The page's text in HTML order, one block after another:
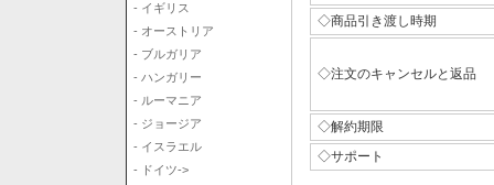
- イギリス
- オーストリア
- ブルガリア
- ハンガリー
- ルーマニア
- ジョージア
- イスラエル
- ドイツ->
◇商品引き渡し時期
◇注文のキャンセルと返品
◇解約期限
◇サポート